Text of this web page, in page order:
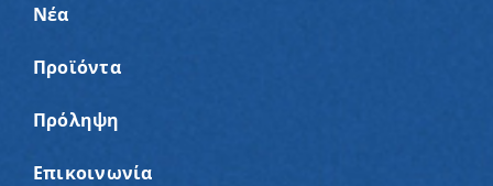
Νέα
Προϊόντα
Πρόληψη
Επικοινωνία